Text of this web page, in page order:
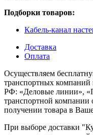
Подборки товаров:
Кабель-канал
Доставка
Оплата
Осуществляем
транспортных компаний
РФ: «Деловые линии»,
транспортной компании
получении товара в
При выборе доставки